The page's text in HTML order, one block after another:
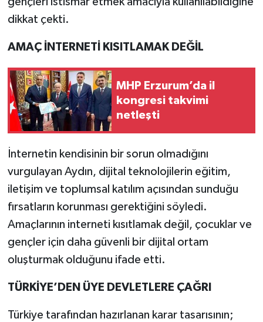
dikkat çekti.
AMAÇ İNTERNETİ KISITLAMAK DEĞİL
MHP Erzurum’da il
kongresi takvimi
netleşti
İnternetin kendisinin bir sorun olmadığını
vurgulayan Aydın, dijital teknolojilerin eğitim,
iletişim ve toplumsal katılım açısından sunduğu
fırsatların korunması gerektiğini söyledi.
Amaçlarının interneti kısıtlamak değil, çocuklar ve
gençler için daha güvenli bir dijital ortam
oluşturmak olduğunu ifade etti.
TÜRKİYE’DEN ÜYE DEVLETLERE ÇAĞRI
Türkiye tarafından hazırlanan karar tasarısının;